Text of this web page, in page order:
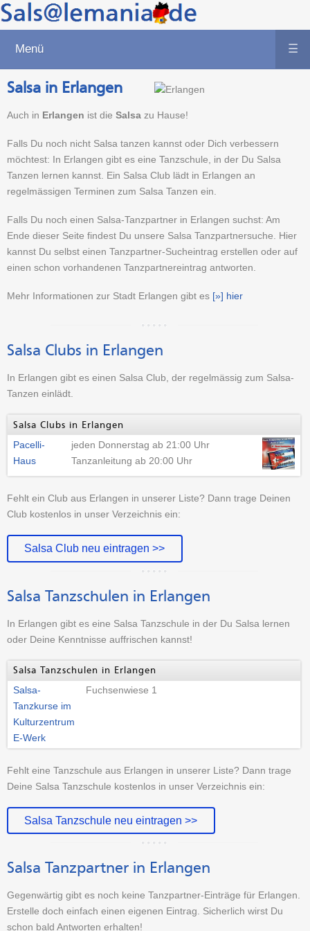
Menü ☰
Salsa in Erlangen
Auch in Erlangen ist die Salsa zu Hause!
Falls Du noch nicht Salsa tanzen kannst oder Dich verbessern
möchtest: In Erlangen gibt es eine Tanzschule, in der Du Salsa
Tanzen lernen kannst. Ein Salsa Club lädt in Erlangen an
regelmässigen Terminen zum Salsa Tanzen ein.
Falls Du noch einen Salsa-Tanzpartner in Erlangen suchst: Am
Ende dieser Seite findest Du unsere Salsa Tanzpartnersuche. Hier
kannst Du selbst einen Tanzpartner-Sucheintrag erstellen oder auf
einen schon vorhandenen Tanzpartnereintrag antworten.
Mehr Informationen zur Stadt Erlangen gibt es [»] hier
Salsa Clubs in Erlangen
In Erlangen gibt es einen Salsa Club, der regelmässig zum Salsa-
Tanzen einlädt.
Salsa Clubs in Erlangen
Pacelli-
Haus
jeden Donnerstag ab 21:00 Uhr
Tanzanleitung ab 20:00 Uhr
Fehlt ein Club aus Erlangen in unserer Liste? Dann trage Deinen
Club kostenlos in unser Verzeichnis ein:
Salsa Club neu eintragen >>
Salsa Tanzschulen in Erlangen
In Erlangen gibt es eine Salsa Tanzschule in der Du Salsa lernen
oder Deine Kenntnisse auffrischen kannst!
Salsa Tanzschulen in Erlangen
Salsa-
Tanzkurse im
Kulturzentrum
E-Werk
Fuchsenwiese 1
Fehlt eine Tanzschule aus Erlangen in unserer Liste? Dann trage
Deine Salsa Tanzschule kostenlos in unser Verzeichnis ein:
Salsa Tanzschule neu eintragen >>
Salsa Tanzpartner in Erlangen
Gegenwärtig gibt es noch keine Tanzpartner-Einträge für Erlangen.
Erstelle doch einfach einen eigenen Eintrag. Sicherlich wirst Du
schon bald Antworten erhalten!